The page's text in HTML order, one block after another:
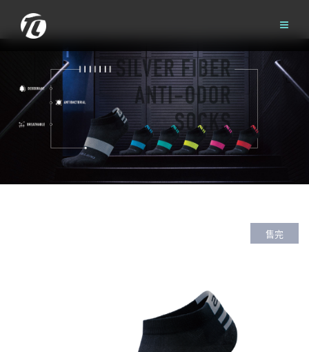
content
售完